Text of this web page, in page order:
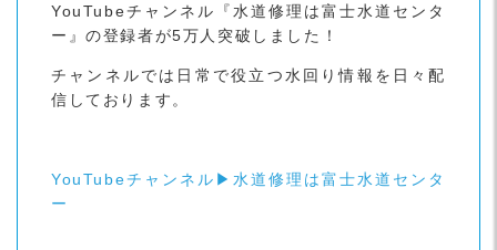
YouTubeチャンネル『水道修理は富士水道センタ
ー』の登録者が5万人突破しました！
チャンネルでは日常で役立つ水回り情報を日々配
信しております。
YouTubeチャンネル▶水道修理は富士水道センタ
ー